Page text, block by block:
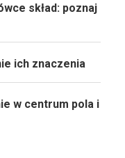
skład: poznaj
ich znaczenia
w centrum pola i